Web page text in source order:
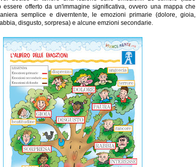
essere offerto da un'immagine significativa, ovvero una mappa che
semplice e diverntente, le emozioni primarie (dolore, gioia,
disgusto, sorpresa) e alcune emzioni secondarie.